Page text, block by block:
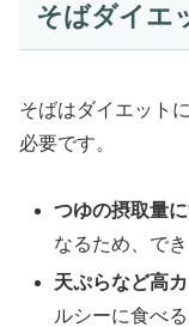
そばダイエ
そばはダイエット
必要です。
つゆの摂取量
なるため、で
天ぷらなど高
ルシーに食べ